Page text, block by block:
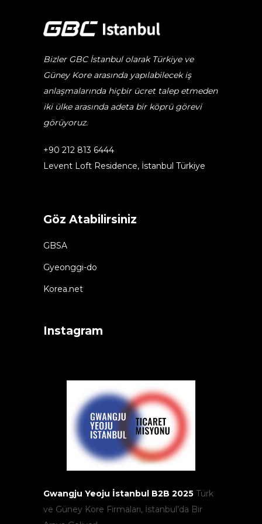
Bizler GBC İstanbul olarak Türkiye ve
Güney Kore arasında yapılabilecek iş
anlaşmalarında hiçbir ücret talep etmeden
iki ülke arasında adeta bir köprü görevi
görüyoruz.
+90 212 813 6444
Levent Loft Residence, İstanbul Türkiye
Göz Atabilirsiniz
GBSA
Gyeonggi-do
Korea.net
Instagram
Gwangju Yeoju İstanbul B2B 2025 Türk
ve Güney Kore Firmaları, İstanbul’da Bir